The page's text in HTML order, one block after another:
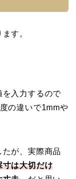
す。
を入力するので
の違いで1mmや
が、実際商品
寸は大切だけ